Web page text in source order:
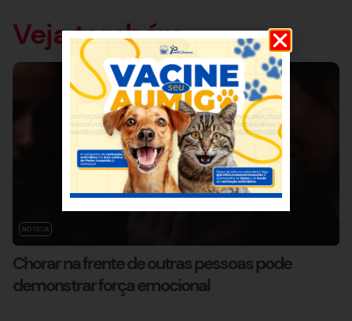
Veja também
NOTÍCIA
Chorar na frente de outras pessoas pode
demonstrar força emocional